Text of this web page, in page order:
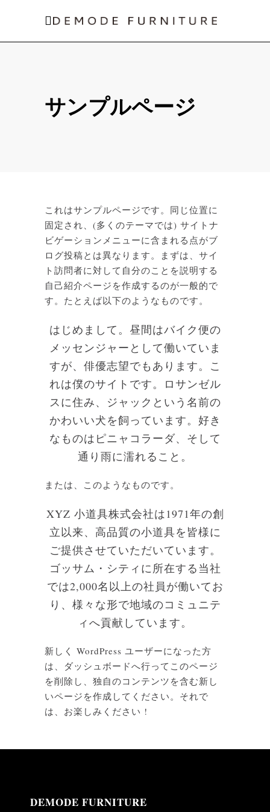
サンプルページ
これはサンプルページです。同じ位置に
固定され、(多くのテーマでは) サイトナ
ビゲーションメニューに含まれる点がブ
ログ投稿とは異なります。まずは、サイ
ト訪問者に対して自分のことを説明する
自己紹介ページを作成するのが一般的で
す。たとえば以下のようなものです。
はじめまして。昼間はバイク便の
メッセンジャーとして働いていま
すが、俳優志望でもあります。こ
れは僕のサイトです。ロサンゼル
スに住み、ジャックという名前の
かわいい犬を飼っています。好き
なものはピニャコラーダ、そして
通り雨に濡れること。
または、このようなものです。
XYZ 小道具株式会社は1971年の創
立以来、高品質の小道具を皆様に
ご提供させていただいています。
ゴッサム・シティに所在する当社
では2,000名以上の社員が働いてお
り、様々な形で地域のコミュニテ
ィへ貢献しています。
新しく WordPress ユーザーになった方
は、 ダッシュボードへ行ってこのページ
を削除し、独自のコンテンツを含む新し
いページを作成してください。それで
は、お楽しみください !
DEMODE FURNITURE